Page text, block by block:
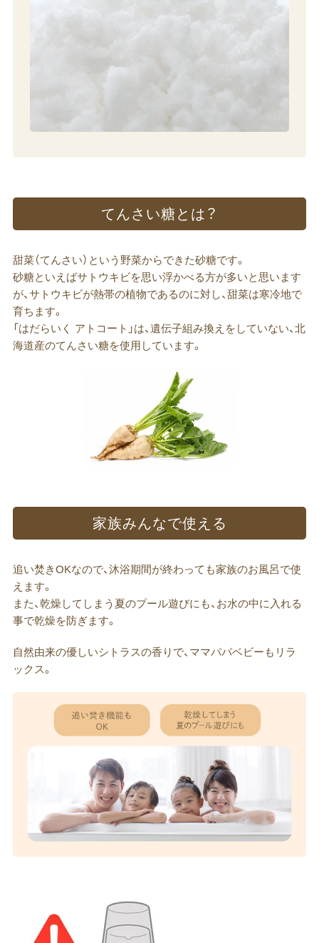
てんさい​糖とは？
甜菜（てんさい）という野菜からできた砂糖です。
砂糖といえばサトウキビを思い浮かべる方が多いと思います
が、サトウキビが熱帯の植物であるのに対し、甜菜は寒冷地で
育ちます。
「はだらいく アトコート」は、遺伝子組み換えをしていない、北
海道産のてんさい糖を使用しています。
家族みんなで​使える
追い焚きOKなので、沐浴期間が終わっても家族のお風呂で使
えます。
また、乾燥してしまう夏のプール遊びにも、お水の中に入れる
事で乾燥を防ぎます。
自然由来の優しいシトラスの香りで、ママパパベビーもリラ
ックス。